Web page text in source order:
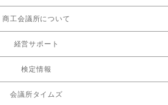
商工会議所について
経営サポート
検定情報
会議所タイムズ